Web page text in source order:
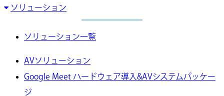
ソリューション
ソリューション一覧
AVソリューション
Google Meet ハードウェア導入&AVシステムパッケー
ジ